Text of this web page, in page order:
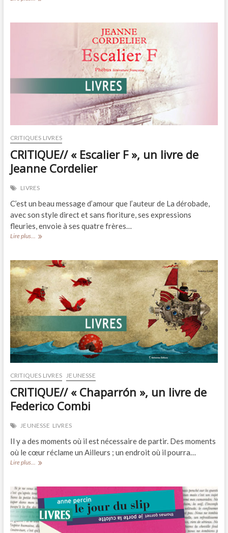
Gilles
CRITIQUES LIVRES
CRITIQUE// « Escalier F », un livre de
Jeanne Cordelier
LIVRES
C’est un beau message d’amour que l’auteur de La dérobade,
avec son style direct et sans fioriture, ses expressions
fleuries, envoie à ses quatre frères…
Lire plus... CRITIQUE//
livre
de
Jeanne
Cordelier
CRITIQUES LIVRES JEUNESSE
CRITIQUE// « Chaparrón », un livre de
Federico Combi
JEUNESSE LIVRES
Il y a des moments où il est nécessaire de partir. Des moments
où le cœur réclame un Ailleurs ; un endroit où il pourra…
Lire plus...
CRITIQUE//
livre
de
Federico
Combi